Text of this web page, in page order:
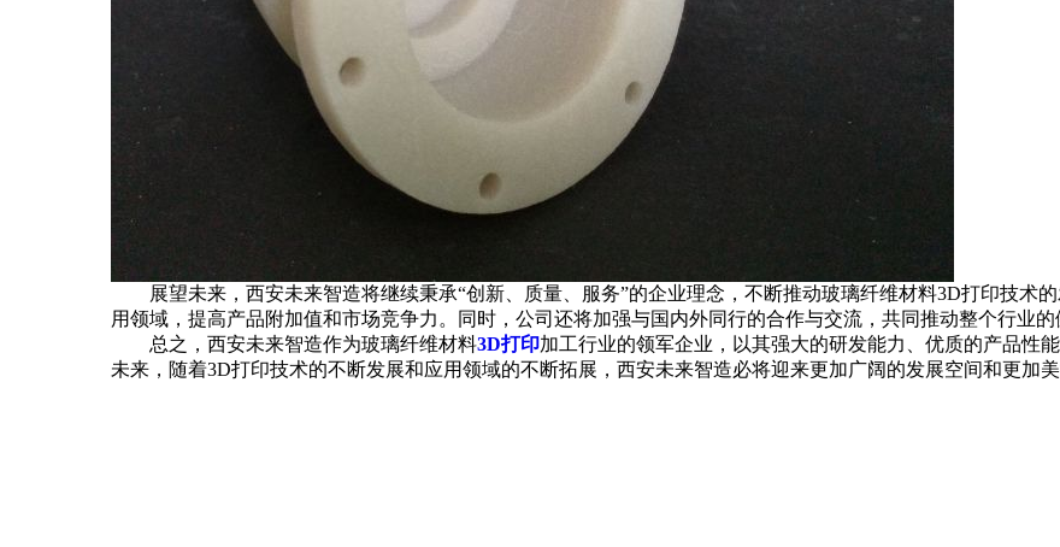
展望未来，西安未来智造将继续秉承“创新、质量、服务”的企业理念，不断推动玻璃纤维材料3D打印技术
用领域，提高产品附加值和市场竞争力。同时，公司还将加强与国内外同行的合作与交流，共同推动整个行业的
总之，西安未来智造作为玻璃纤维材料3D打印加工行业的领军企业，以其强大的研发能力、优质的产品性
未来，随着3D打印技术的不断发展和应用领域的不断拓展，西安未来智造必将迎来更加广阔的发展空间和更加美